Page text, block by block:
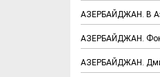
АЗЕРБАЙДЖАН. В
АЗЕРБАЙДЖАН.
АЗЕРБАЙДЖАН.